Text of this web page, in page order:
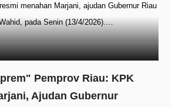
menahan Marjani, ajudan Gubernur Riau
pada Senin (13/4/2026).…
Pemprov Riau: KPK
Ajudan Gubernur